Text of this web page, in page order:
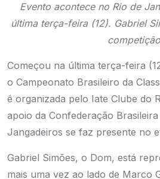
Evento acontece no Rio de
última terça-feira (12). Gabriel
competição
Começou na última terça-feira
o Campeonato Brasileiro da
é organizada pelo Iate Clube do
apoio da Confederação Brasileira
Jangadeiros se faz presente no
Gabriel Simões, o Dom, está
mais uma vez ao lado de Marco